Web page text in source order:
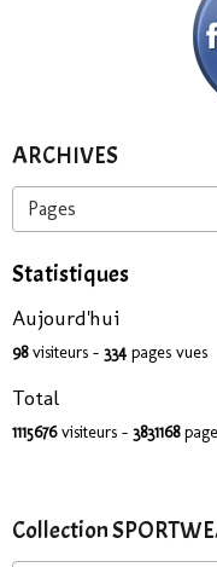
ARCHIVES
Statistiques
Aujourd'hui
98visiteurs - 334 pages vues
Total
1115676visiteurs - 3831168
Collection